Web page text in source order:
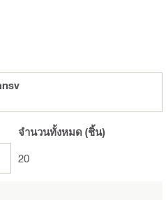
จำนวนทั้งหมด (ชิ้น)
20